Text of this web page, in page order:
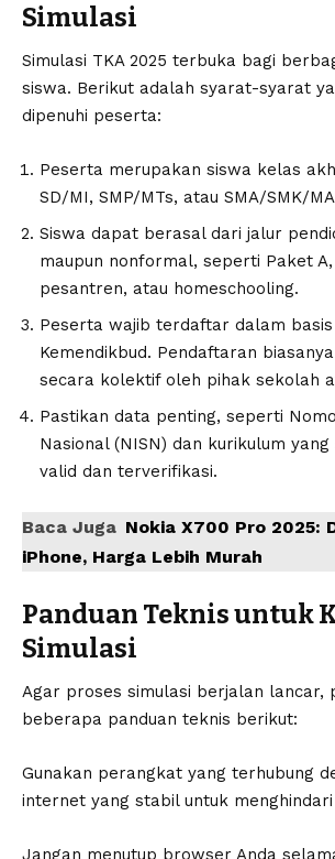
Simulasi
Simulasi TKA 2025 terbuka bagi
siswa. Berikut adalah syarat-syarat
dipenuhi peserta:
Peserta merupakan siswa kelas
SD/MI, SMP/MTs, atau SMA/SMK/
Siswa dapat berasal dari jalur
maupun nonformal, seperti Paket A,
pesantren, atau homeschooling.
Peserta wajib terdaftar dalam
Kemendikbud. Pendaftaran
secara kolektif oleh pihak sekolah
Pastikan data penting, seperti
Nasional (NISN) dan kurikulum
valid dan terverifikasi.
Baca Juga Nokia X700 Pro 2025:
iPhone, Harga Lebih Murah
Panduan Teknis untuk
Simulasi
Agar proses simulasi berjalan lancar,
beberapa panduan teknis berikut:
Gunakan perangkat yang terhubung
internet yang stabil untuk menghindari
Jangan menutup browser Anda